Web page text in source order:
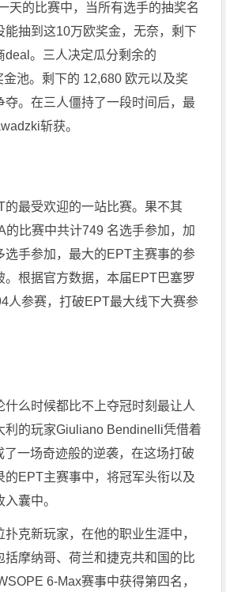
天的比赛中，当所有选手的抽奖名
能抽到这10万欧奖金，无奈，剩下
deal。三人决定瓜分剩余的
池。剩下的 12,680 欧元以及奖
夺。在三人僵持了一段时间后，最
斩获。
的最受欢迎的一站比赛。果不其
的比赛中共计749 名选手参加，加
选手参加，最大的EPT主赛事的参
。根据官方数据，本届EPT巴塞罗
人参赛，打破EPT最大线下大赛参
什么时候都比不上夺冠时刻最让人
利的玩家Giuliano Bendinelli凭借着
一场奇迹般的逆袭，在这场打破
的EPT主赛事中，将冠军头衔以及
囊中。
克新玩家，在他的职业生涯中，
括摩纳哥、荷兰和捷克共和国的比
6-Max赛事中获得第四名，